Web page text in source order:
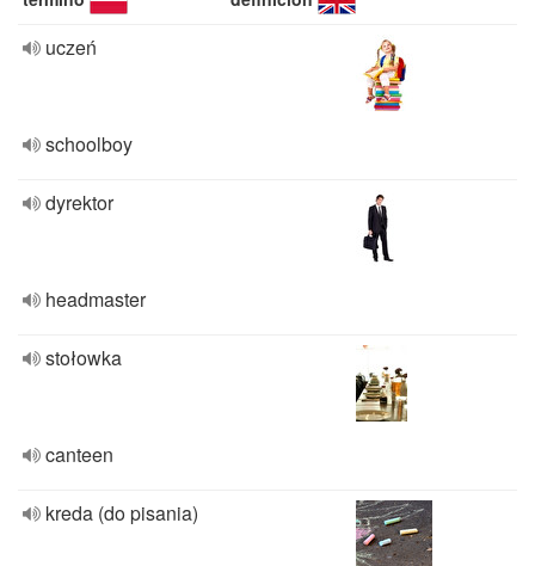
uczeń
schoolboy
dyrektor
headmaster
stołowka
canteen
kreda (do pisania)